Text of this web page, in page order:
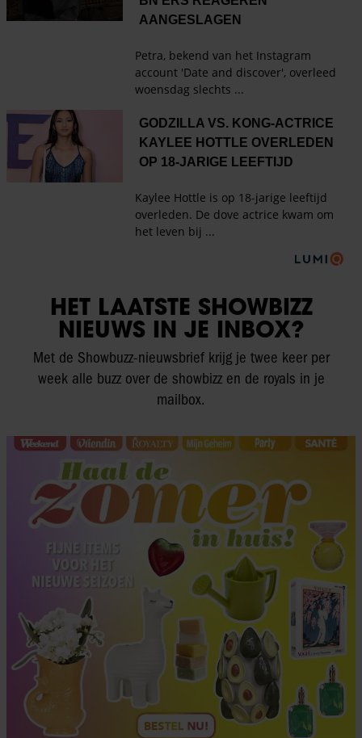
HET LAATSTE SHOWBIZZ
NIEUWS IN JE INBOX?
Met de Showbuzz-nieuwsbrief krijg je twee keer per
week alle buzz over de showbizz en de royals in je
mailbox.